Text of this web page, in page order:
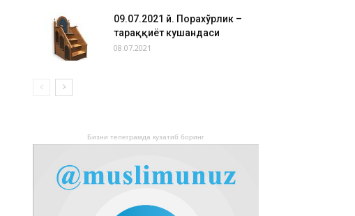
09.07.2021 й. Порахўрлик –
тараққиёт кушандаси
08.07.2021
Бизни телеграмда кузатиб боринг